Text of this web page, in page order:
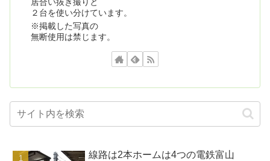
２台を使い分けています。
※掲載した写真の
無断使用は禁じます。
線路は2本ホームは4つの電鉄富山